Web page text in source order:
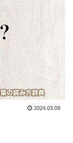
2024.03.09